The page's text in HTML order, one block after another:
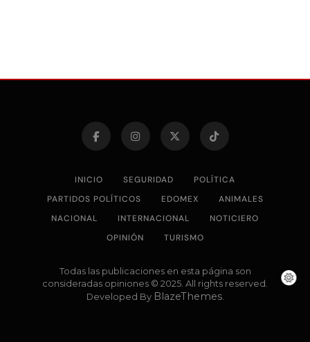
INICIO SEGURIDAD
POLÍTICA
PARTIDOS POLÍTICOS
EDOMEX
ANIMALES
NACIONAL
INTERNACIONAL
NOTICIERO
OPINIÓN
TURISMO
Todas las publicaciones en esta página son
consideradas opiniones © 2025. All rights reserved.
Developed By BlazeThemes.